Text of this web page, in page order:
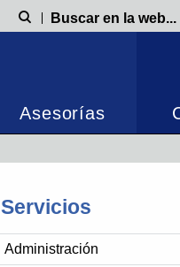
Búsqueda
Asesorías
Servicios
Administración